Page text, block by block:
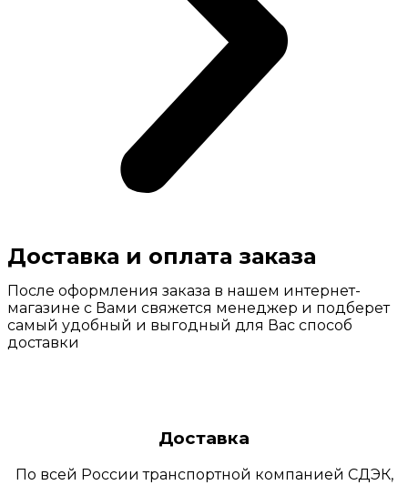
Доставка и оплата заказа
После оформления заказа в нашем интернет-
магазине с Вами свяжется менеджер и подберет
самый удобный и выгодный для Вас способ
доставки
Доставка
По всей России транспортной компанией СДЭК,